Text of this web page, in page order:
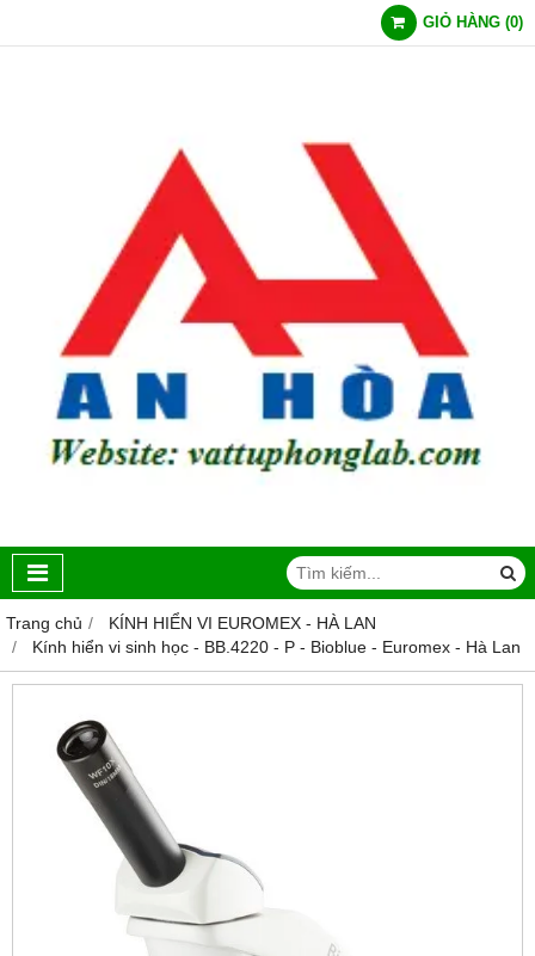
GIỎ HÀNG (0)
Trang chủ
KÍNH HIỂN VI EUROMEX - HÀ LAN
Kính hiển vi sinh học - BB.4220 ‑ P - Bioblue - Euromex - Hà Lan